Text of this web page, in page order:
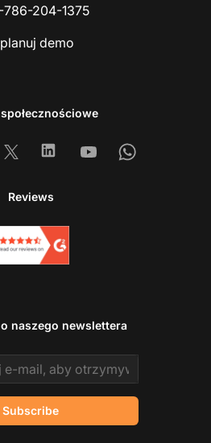
786-204-1375
demo
X LinkedinYoutubeWhatsapp
Reviews
naszego newslettera
Subscribe